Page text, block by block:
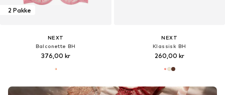
2 Pakke
NEXT
Balconette BH
376,00 kr
NEXT
Klassisk BH
260,00 kr